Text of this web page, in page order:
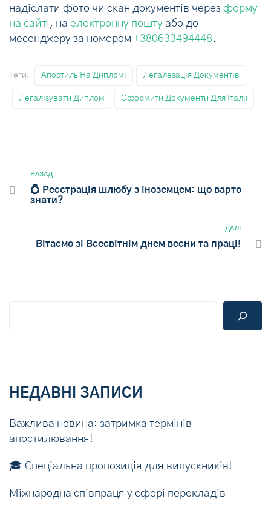
надіслати фото чи скан документів через форму
на сайті , на електронну пошту або до
месенджеру за номером +380633494448.
Теги: Апостиль На Дипломі Легалезація Документів
Легалізувати Диплом Оформити Документи Для Італії
НАЗАД
💍 Реєстрація шлюбу з іноземцем: що варто
знати?
ДАЛІ
Вітаємо зі Всесвітнім днем весни та праці!
НЕДАВНІ ЗАПИСИ
Важлива новина: затримка термінів
апостилювання!
🎓 Спеціальна пропозиція для випускників!
Міжнародна співпраця у сфері перекладів